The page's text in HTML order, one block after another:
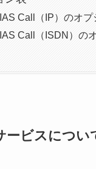
Call（IP）のオプ
Call（ISDN）の
ービスについ